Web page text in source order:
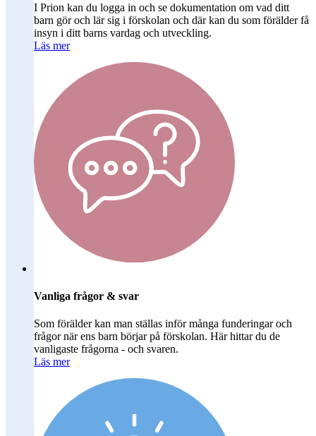
I Prion kan du logga in och se dokumentation om vad ditt
barn gör och lär sig i förskolan och där kan du som förälder få
insyn i ditt barns vardag och utveckling.
Läs mer
Vanliga frågor & svar
Som förälder kan man ställas inför många funderingar och
frågor när ens barn börjar på förskolan. Här hittar du de
vanligaste frågorna - och svaren.
Läs mer